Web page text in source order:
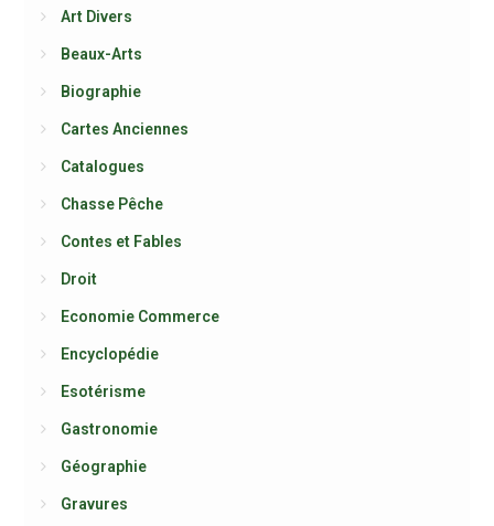
Art Divers
Beaux-Arts
Biographie
Cartes Anciennes
Catalogues
Chasse Pêche
Contes et Fables
Droit
Economie Commerce
Encyclopédie
Esotérisme
Gastronomie
Géographie
Gravures